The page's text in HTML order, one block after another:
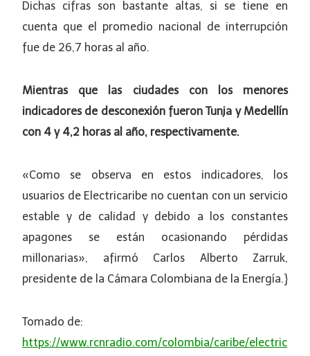
Dichas cifras son bastante altas, si se tiene en
cuenta que el promedio nacional de interrupción
fue de 26,7 horas al año.
Mientras que las ciudades con los menores
indicadores de desconexión fueron Tunja y Medellín
con 4 y 4,2 horas al año, respectivamente.
«Como se observa en estos indicadores, los
usuarios de Electricaribe no cuentan con un servicio
estable y de calidad y debido a los constantes
apagones se están ocasionando pérdidas
millonarias», afirmó Carlos Alberto Zarruk,
presidente de la Cámara Colombiana de la Energía.}
Tomado de:
https://www.rcnradio.com/colombia/caribe/electric